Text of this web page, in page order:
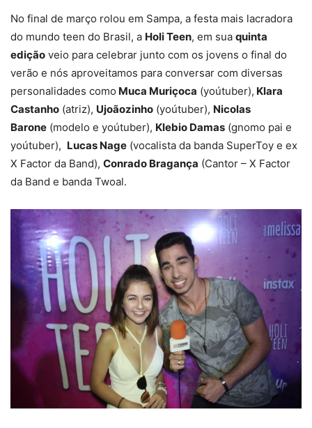
No final de março rolou em Sampa, a festa mais lacradora
do mundo teen do Brasil, a Holi Teen, em sua quinta
edição veio para celebrar junto com os jovens o final do
verão e nós aproveitamos para conversar com diversas
personalidades como Muca Muriçoca (yoútuber), Klara
Castanho (atriz), Ujoãozinho (yoútuber), Nicolas
Barone (modelo e yoútuber), Klebio Damas (gnomo pai e
yoútuber), Lucas Nage (vocalista da banda SuperToy e ex
X Factor da Band), Conrado Bragança (Cantor – X Factor
da Band e banda Twoal.